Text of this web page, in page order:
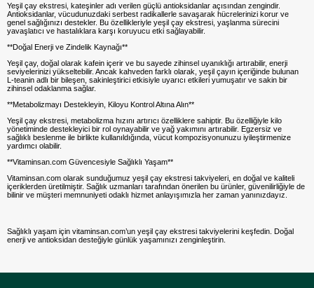
Yeşil çay ekstresi, kateşinler adı verilen güçlü antioksidanlar açısından zengindir.
Antioksidanlar, vücudunuzdaki serbest radikallerle savaşarak hücrelerinizi korur ve
genel sağlığınızı destekler. Bu özellikleriyle yeşil çay ekstresi, yaşlanma sürecini
yavaşlatıcı ve hastalıklara karşı koruyucu etki sağlayabilir.
**Doğal Enerji ve Zindelik Kaynağı**
Yeşil çay, doğal olarak kafein içerir ve bu sayede zihinsel uyanıklığı artırabilir, enerji
seviyelerinizi yükseltebilir. Ancak kahveden farklı olarak, yeşil çayın içeriğinde bulunan
L-teanin adlı bir bileşen, sakinleştirici etkisiyle uyarıcı etkileri yumuşatır ve sakin bir
zihinsel odaklanma sağlar.
**Metabolizmayı Destekleyin, Kiloyu Kontrol Altına Alın**
Yeşil çay ekstresi, metabolizma hızını artırıcı özelliklere sahiptir. Bu özelliğiyle kilo
yönetiminde destekleyici bir rol oynayabilir ve yağ yakımını artırabilir. Egzersiz ve
sağlıklı beslenme ile birlikte kullanıldığında, vücut kompozisyonunuzu iyileştirmenize
yardımcı olabilir.
**Vitaminsan.com Güvencesiyle Sağlıklı Yaşam**
Vitaminsan.com olarak sunduğumuz yeşil çay ekstresi takviyeleri, en doğal ve kaliteli
içeriklerden üretilmiştir. Sağlık uzmanları tarafından önerilen bu ürünler, güvenilirliğiyle de
bilinir ve müşteri memnuniyeti odaklı hizmet anlayışımızla her zaman yanınızdayız.
Sağlıklı yaşam için vitaminsan.com’un yeşil çay ekstresi takviyelerini keşfedin. Doğal
enerji ve antioksidan desteğiyle günlük yaşamınızı zenginleştirin.